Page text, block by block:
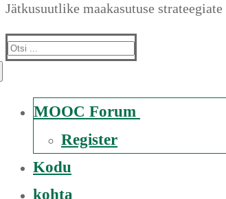
Jätkusuutlike maakasutuse
Suche
MOOC Forum
Register
Kodu
kohta